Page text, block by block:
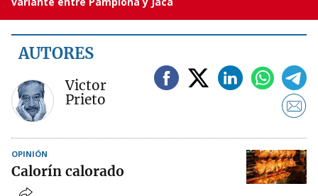
AUTORES
Victor
Prieto
OPINIÓN
Calorín calorado